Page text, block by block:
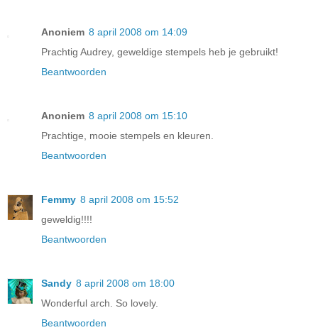
Anoniem 8 april 2008 om 14:09
Prachtig Audrey, geweldige stempels heb je gebruikt!
Beantwoorden
Anoniem 8 april 2008 om 15:10
Prachtige, mooie stempels en kleuren.
Beantwoorden
Femmy 8 april 2008 om 15:52
geweldig!!!!
Beantwoorden
Sandy 8 april 2008 om 18:00
Wonderful arch. So lovely.
Beantwoorden